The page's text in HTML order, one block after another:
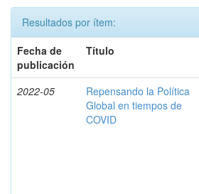
Resultados por ítem:
Fecha de
publicación
Título
2022-05
Repensando la Política
Global en tiempos de
COVID